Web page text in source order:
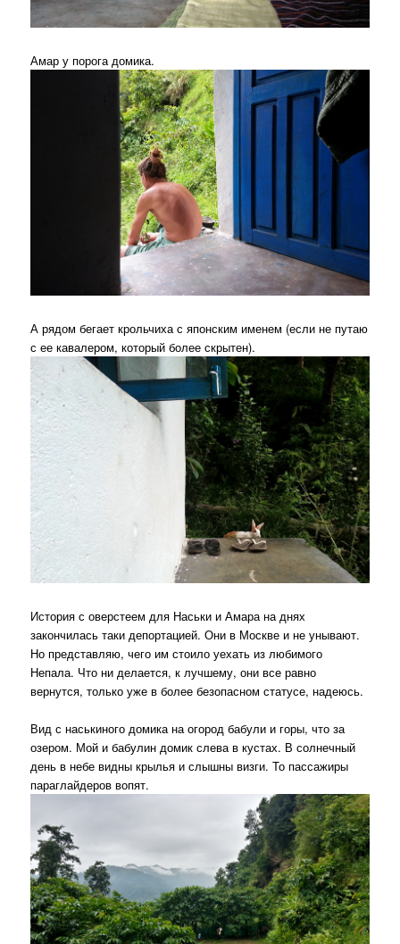
Амар у порога домика.
А рядом бегает крольчиха с японским именем (если не путаю
с ее кавалером, который более скрытен).
История с оверстеем для Наськи и Амара на днях
закончилась таки депортацией. Они в Москве и не унывают.
Но представляю, чего им стоило уехать из любимого
Непала. Что ни делается, к лучшему, они все равно
вернутся, только уже в более безопасном статусе, надеюсь.
Вид с наськиного домика на огород бабули и горы, что за
озером. Мой и бабулин домик слева в кустах. В солнечный
день в небе видны крылья и слышны визги. То пассажиры
параглайдеров вопят.